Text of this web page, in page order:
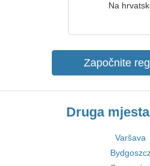
Na
Započnite
Druga
Varšava